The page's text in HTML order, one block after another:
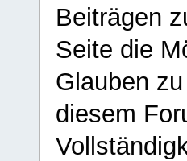
Beiträgen
Seite die
Glauben
diesem